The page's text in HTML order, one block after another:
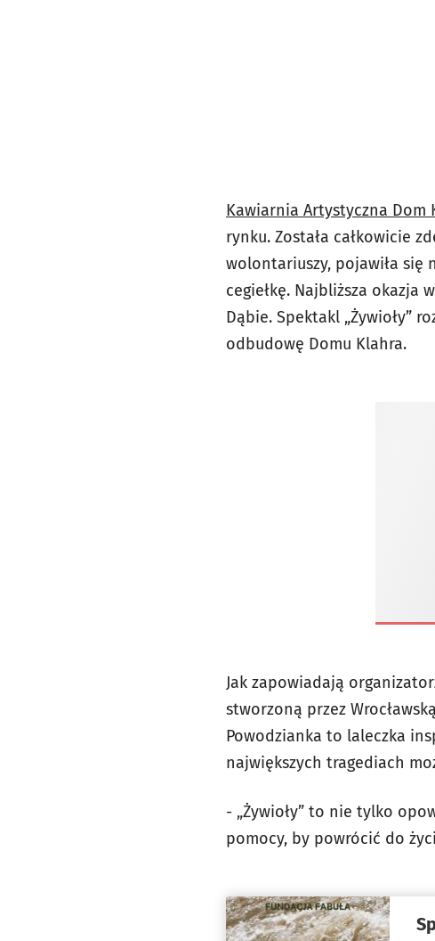
Kawiarnia Artystyczna Dom
rynku. Została całkowicie
wolontariuszy, pojawiła się
cegiełkę. Najbliższa okazja
Dąbie. Spektakl „Żywioły”
odbudowę Domu Klahra.
Jak zapowiadają
stworzoną przez
Powodzianka to laleczka
największych tragediach
- „Żywioły” to nie tylko
pomocy, by powrócić do